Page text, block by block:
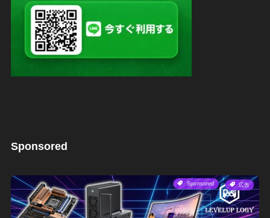
Sponsored
Sponsored 広告